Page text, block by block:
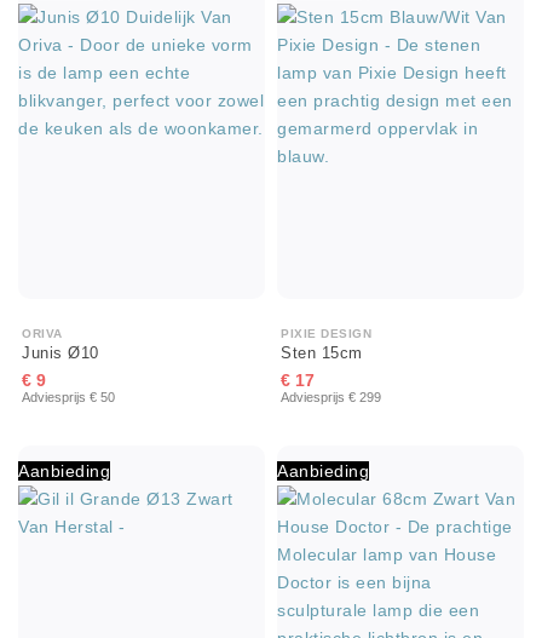
ORIVA
Junis Ø10
€ 9
Adviesprijs € 50
PIXIE DESIGN
Sten 15cm
€ 17
Adviesprijs € 299
Aanbieding Aanbieding